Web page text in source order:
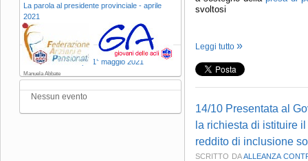
svoltosi
Leggi tutto
14/10 Presentata al
la richiesta di istituire
reddito di inclusione
SCRITTO DAALLEANZA
La parola al presidente provinciale - aprile
2021
Manuela Abbate
Comunicato stampa 1° maggio 2021
Manuela Abbate
Nessun evento